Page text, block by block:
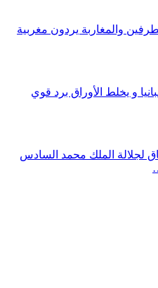
والمغاربة يردون مغربية
و يخلط الأوراق برد قوي
لجلالة الملك محمد السادس